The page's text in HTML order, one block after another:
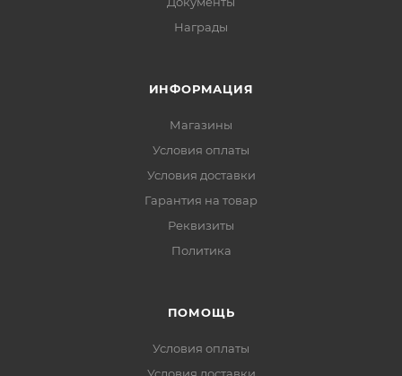
Награды
ИНФОРМАЦИЯ
Магазины
Условия оплаты
Условия доставки
Гарантия на товар
Реквизиты
Политика
ПОМОЩЬ
Условия оплаты